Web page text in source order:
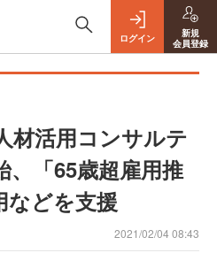
ログイン
新規
会員登録
材活用コンサルテ
、「65歳超雇用推
などを支援
2021/02/04 08:43